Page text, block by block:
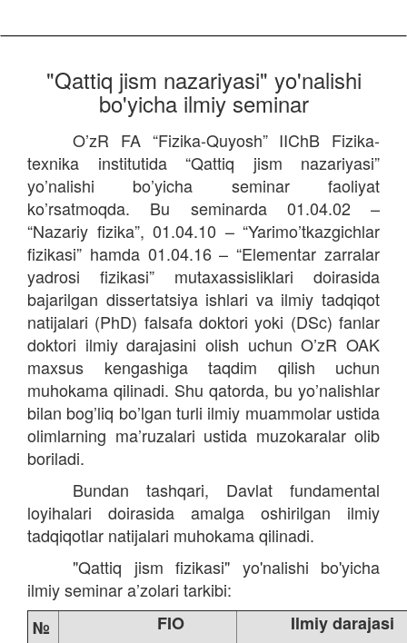
"Qattiq jism nazariyasi" yo'nalishi
bo'yicha ilmiy seminar
O’zR FA “Fizika-Quyosh” IIChB Fizika-
texnika institutida “Qattiq jism nazariyasi”
yo’nalishi bo’yicha seminar faoliyat
ko’rsatmoqda. Bu seminarda 01.04.02 –
“Nazariy fizika”, 01.04.10 – “Yarimo’tkazgichlar
fizikasi” hamda 01.04.16 – “Elementar zarralar
yadrosi fizikasi” mutaxassisliklari doirasida
bajarilgan dissertatsiya ishlari va ilmiy tadqiqot
natijalari (PhD) falsafa doktori yoki (DSc) fanlar
doktori ilmiy darajasini olish uchun O’zR OAK
maxsus kengashiga taqdim qilish uchun
muhokama qilinadi. Shu qatorda, bu yo’nalishlar
bilan bog’liq bo’lgan turli ilmiy muammolar ustida
olimlarning ma’ruzalari ustida muzokaralar olib
boriladi.
Bundan tashqari, Davlat fundamental
loyihalari doirasida amalga oshirilgan ilmiy
tadqiqotlar natijalari muhokama qilinadi.
"Qattiq jism fizikasi" yo'nalishi bo'yicha
ilmiy seminar a’zolari tarkibi:
№
FIO
Ilmiy darajasi